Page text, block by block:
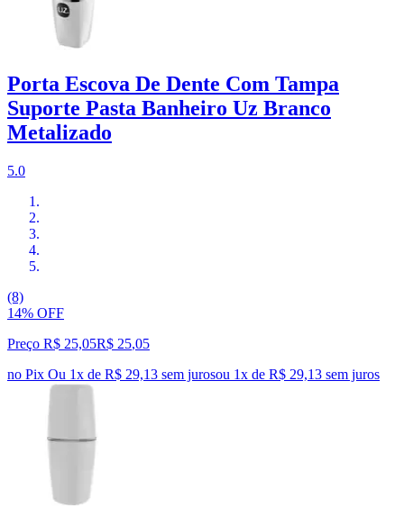
Porta Escova De Dente Com Tampa
Suporte Pasta Banheiro Uz Branco
Metalizado
5.0
(8)
14% OFF
Preço R$ 25,05R$ 25,05
no Pix Ou 1x de R$ 29,13 sem jurosou 1x de R$ 29,13 sem juros